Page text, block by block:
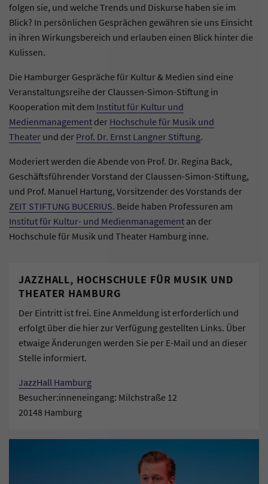
folgen sie, und welche Trends und Diskurse haben sie im
Blick? In persönlichen Gesprächen gewähren sie uns Einsicht
in ihren Wirkungsbereich und erlauben einen Blick hinter die
Kulissen.
Die Hamburger Gespräche für Kultur & Medien sind eine
Veranstaltungsreihe der Claussen-Simon-Stiftung in
Kooperation mit dem Institut für Kultur und
Medienmanagement der Hochschule für Musik und
Theater und der Prof. Dr. Ernst Langner Stiftung.
Moderiert werden die Abende von Prof. Dr. Regina Back,
Geschäftsführender Vorstand der Claussen-Simon-Stiftung,
und Prof. Manuel Hartung, Vorsitzender des Vorstands der
ZEIT STIFTUNG BUCERIUS. Beide haben Professuren am
Institut für Kultur- und Medienmanagement an der
Hochschule für Musik und Theater Hamburg inne.
JAZZHALL, HOCHSCHULE FÜR MUSIK UND
THEATER HAMBURG
Der Eintritt ist frei. Eine Anmeldung ist erforderlich und
erfolgt über die hier zur Verfügung gestellten Links. Über
etwaige Änderungen werden Sie per E-Mail und an dieser
Stelle informiert.
JazzHall Hamburg
Besucher:inneneingang: Milchstraße 12
20148 Hamburg